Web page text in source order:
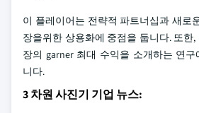
이 플레이어는 전략적 파트너십과 새로
장을위한 상용화에 중점을 둡니다. 또한
장의 garner 최대 수익을 소개하는 연
니다.
3 차원 사진기 기업 뉴스: